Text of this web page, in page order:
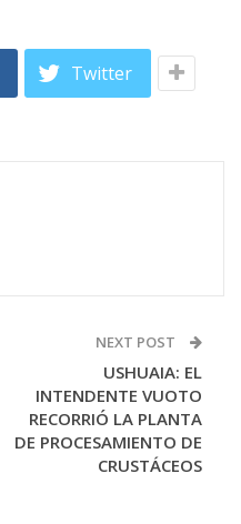
Twitter
NEXT POST
USHUAIA: EL
INTENDENTE VUOTO
RECORRIÓ LA PLANTA
DE PROCESAMIENTO DE
CRUSTÁCEOS